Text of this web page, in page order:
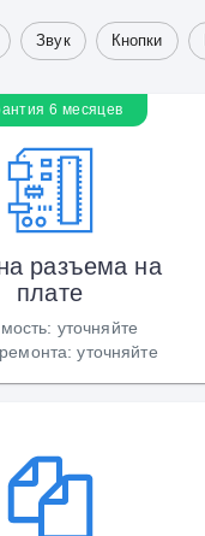
Звук Кнопки
6 месяцев
разъема на
плате
: уточняйте
:уточняйте